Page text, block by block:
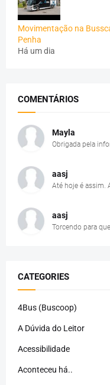
Movimentação na
Penha
Há um dia
COMENTÁRIOS
Mayla
Obrigada pela
aasj
Até hoje é assim.
aasj
Torcendo para
CATEGORIES
4Bus (Buscoop)
A Dúvida do Leitor
Acessibilidade
Aconteceu há..